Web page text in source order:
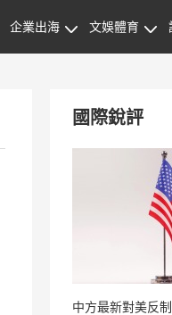
企業出海 文娛體育
國際銳評
中方最新對美反